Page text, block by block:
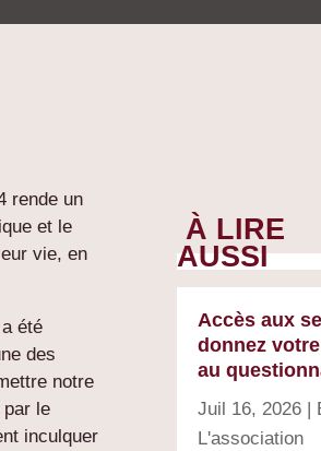
rende un
et le
vie, en
été
des
notre
par le
inculquer
À LIRE
AUSSI
Accès aux
donnez
au
Juil 16, 2026|
L'association